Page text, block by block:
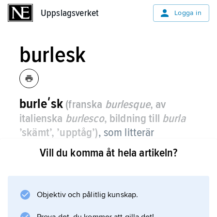
Uppslagsverket Logga in
burlesk
burleʹsk (franska burlesque, av
italienska burlesco, bildning till burla
’skämt’, ’upptåg’), som litterär
genrebeteckning: verk av lågkomisk art
och med uppsluppen, skämtsam,
Burlesken innehåller ofta karikatyriska
Vill du komma åt hela artikeln?
Objektiv och pålitlig kunskap.